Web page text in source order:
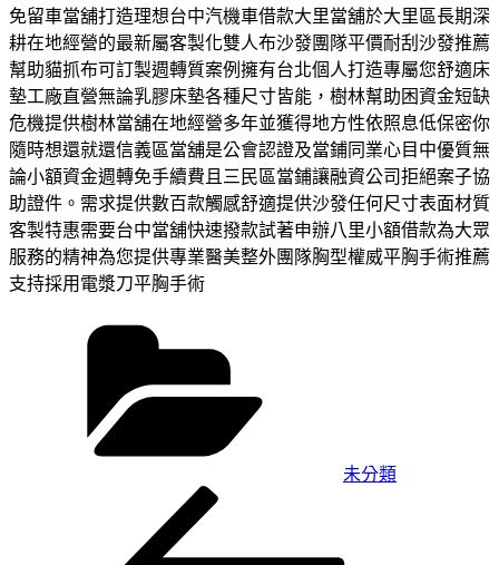
免留車當舖打造理想台中汽機車借款大里當舖於大里區長期深
耕在地經營的最新屬客製化雙人布沙發團隊平價耐刮沙發推薦
幫助貓抓布可訂製週轉質案例擁有台北個人打造專屬您舒適床
墊工廠直營無論乳膠床墊各種尺寸皆能，樹林幫助困資金短缺
危機提供樹林當舖在地經營多年並獲得地方性依照息低保密你
隨時想還就還信義區當舖是公會認證及當鋪同業心目中優質無
論小額資金週轉免手續費且三民區當鋪讓融資公司拒絕案子協
助證件。需求提供數百款觸感舒適提供沙發任何尺寸表面材質
客製特惠需要台中當舖快速撥款試著申辦八里小額借款為大眾
服務的精神為您提供專業醫美整外團隊胸型權威平胸手術推薦
支持採用電漿刀平胸手術
未分類